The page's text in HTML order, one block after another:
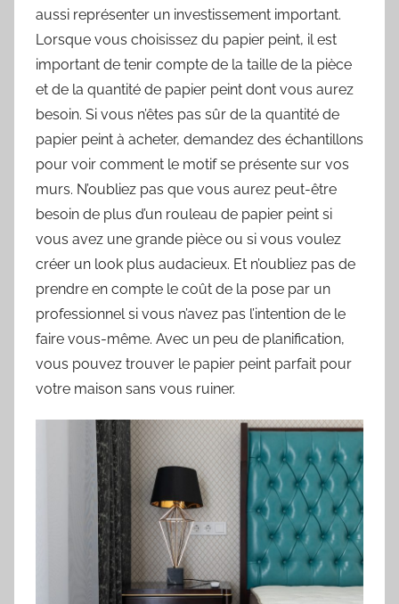
aussi représenter un investissement important.
Lorsque vous choisissez du papier peint, il est
important de tenir compte de la taille de la pièce
et de la quantité de papier peint dont vous aurez
besoin. Si vous n’êtes pas sûr de la quantité de
papier peint à acheter, demandez des échantillons
pour voir comment le motif se présente sur vos
murs. N’oubliez pas que vous aurez peut-être
besoin de plus d’un rouleau de papier peint si
vous avez une grande pièce ou si vous voulez
créer un look plus audacieux. Et n’oubliez pas de
prendre en compte le coût de la pose par un
professionnel si vous n’avez pas l’intention de le
faire vous-même. Avec un peu de planification,
vous pouvez trouver le papier peint parfait pour
votre maison sans vous ruiner.